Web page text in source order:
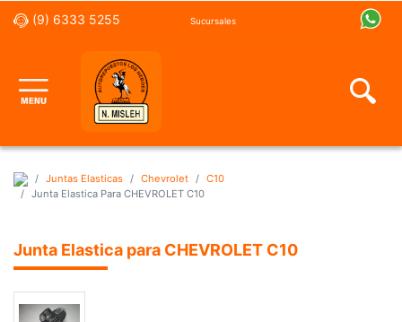
(9) 6333 5255 Sucursales
Juntas Elasticas Chevrolet
C10
Junta Elastica Para CHEVROLET C10
Junta Elastica para CHEVROLET C10